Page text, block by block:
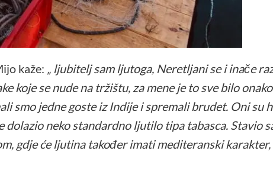
kaže: „ ljubitelj sam ljutoga, Neretljani se i inače
koje se nude na tržištu, za mene je to sve bilo
smo jedne goste iz Indije i spremali brudet. Oni su
neko standardno ljutilo tipa tabasca. Stavio
gdje će ljutina također imati mediteranski karakter,